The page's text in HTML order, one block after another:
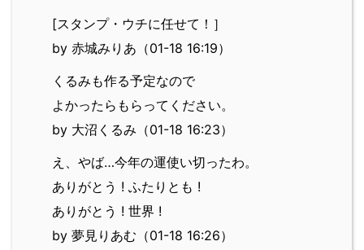
[スタンプ・ウチに任せて！］
by 赤城みりあ（01-18 16:19）
くるみも作る予定なので
よかったらもらってください。
by 大沼くるみ（01-18 16:23）
え、やば…今年の運使い切ったわ。
ありがとう ! ふたりとも !
ありがとう ! 世界 !
by 夢見りあむ（01-18 16:26）